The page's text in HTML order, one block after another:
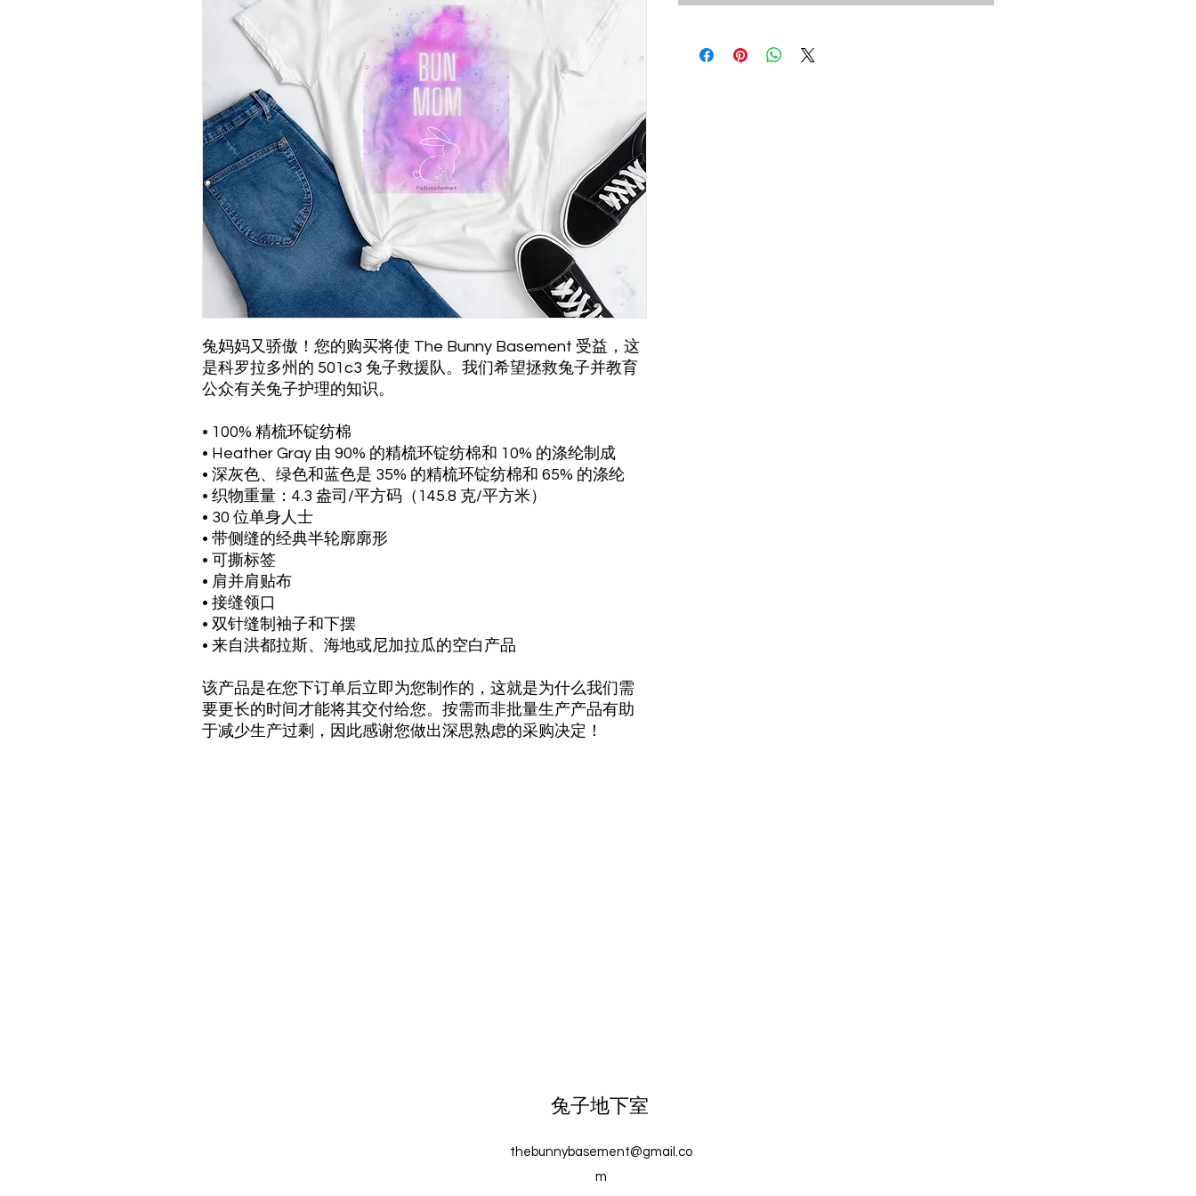
兔妈妈又骄傲！您的购买将使 The Bunny Basement 受益，这
是科罗拉多州的 501c3 兔子救援队。我们希望拯救兔子并教育
公众有关兔子护理的知识。
• 100% 精梳环锭纺棉
• Heather Gray 由 90% 的精梳环锭纺棉和 10% 的涤纶制成
• 深灰色、绿色和蓝色是 35% 的精梳环锭纺棉和 65% 的涤纶
• 织物重量：4.3 盎司/平方码（145.8 克/平方米）
• 30 位单身人士
• 带侧缝的经典半轮廓廓形
• 可撕标签
• 肩并肩贴布
• 接缝领口
• 双针缝制袖子和下摆
• 来自洪都拉斯、海地或尼加拉瓜的空白产品
该产品是在您下订单后立即为您制作的，这就是为什么我们需
要更长的时间才能将其交付给您。按需而非批量生产产品有助
于减少生产过剩，因此感谢您做出深思熟虑的采购决定！
兔子地下室
thebunnybasement@gmail.co
m